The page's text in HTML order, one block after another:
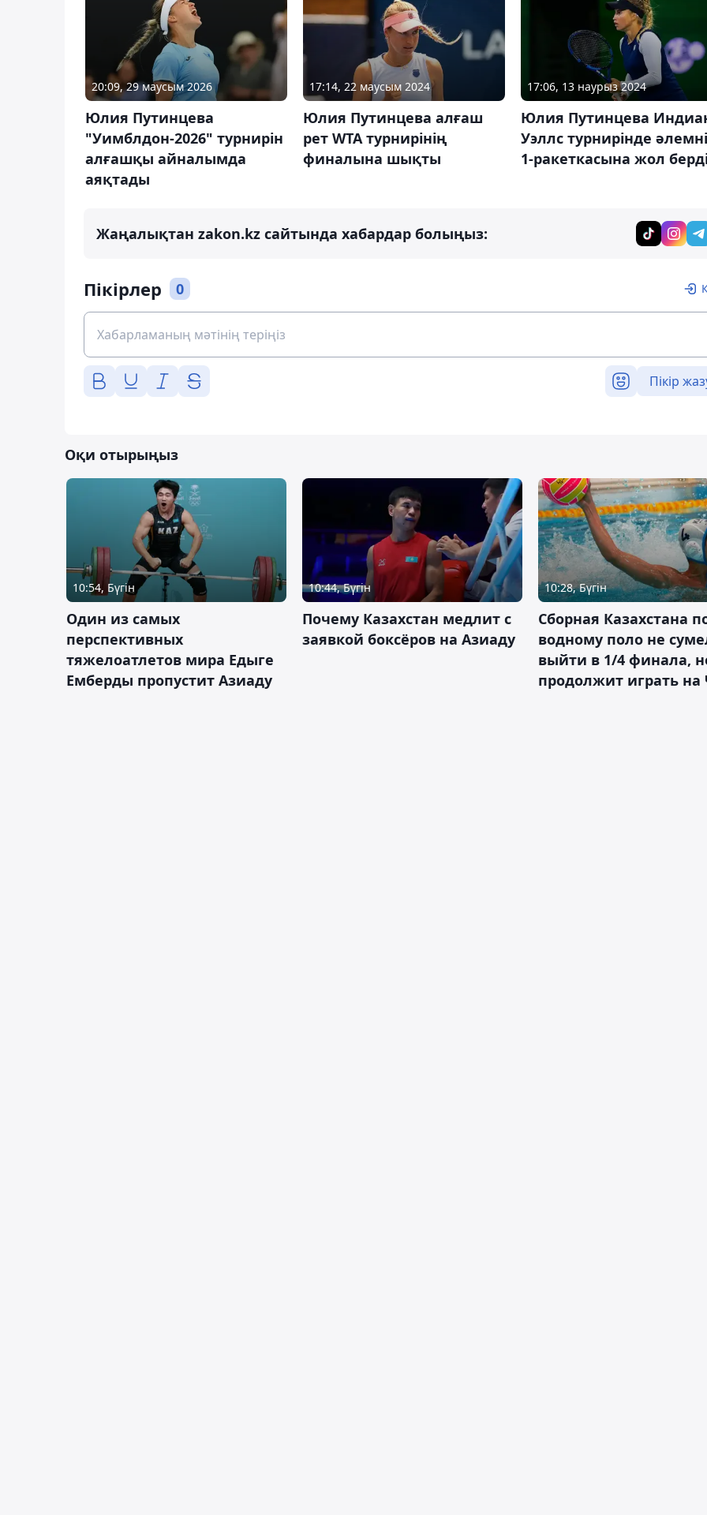
20:09, 29 маусым 2026
Юлия Путинцева
"Уимблдон-2026" турнирін
алғашқы айналымда
аяқтады
17:14, 22 маусым 2024
Юлия Путинцева алғаш
рет WTA турнирінің
финалына шықты
17:06, 13 наурыз 2024
Юлия Путинцева
Уэллс турнирінде
1-ракеткасына жол
Жаңалықтан zakon.kz сайтында хабардар болыңыз:
Пікірлер 0
Пікір
Оқи отырыңыз
10:54, Бүгін
Один из самых
перспективных
тяжелоатлетов мира Едыге
Емберды пропустит Азиаду
10:44, Бүгін
Почему Казахстан медлит с
заявкой боксёров на Азиаду
10:28, Бүгін
Сборная Казахстана
водному поло не
выйти в 1/4 финала,
продолжит играть